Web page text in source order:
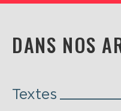
DANS NOS
Textes